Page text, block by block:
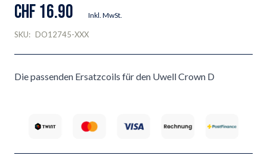
CHF 16.90 Inkl. MwSt.
SKU: DO12745-XXX
Die passenden Ersatzcoils für den Uwell Crown D